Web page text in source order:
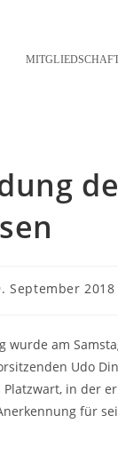
September 2018
wurde am
Udo
in der
für